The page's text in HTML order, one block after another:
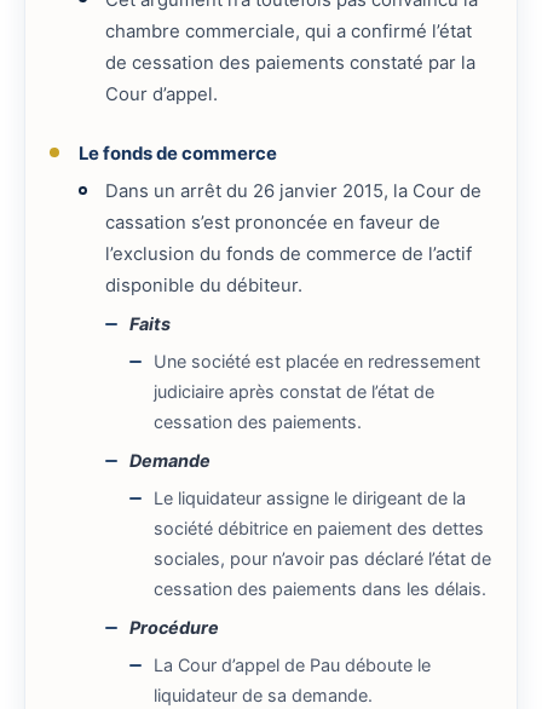
chambre commerciale, qui a confirmé l’état
de cessation des paiements constaté par la
Cour d’appel.
Le fonds de commerce
Dans un arrêt du 26 janvier 2015, la Cour de
cassation s’est prononcée en faveur de
l’exclusion du fonds de commerce de l’actif
disponible du débiteur.
Faits
Une société est placée en redressement
judiciaire après constat de l’état de
cessation des paiements.
Demande
Le liquidateur assigne le dirigeant de la
société débitrice en paiement des dettes
sociales, pour n’avoir pas déclaré l’état de
cessation des paiements dans les délais.
Procédure
La Cour d’appel de Pau déboute le
liquidateur de sa demande.